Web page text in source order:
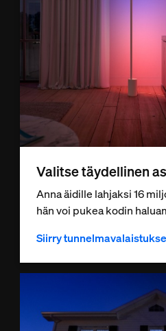
Valitse täydellinen
Anna äidille lahjaksi 16
hän voi pukea kodin
Siirry